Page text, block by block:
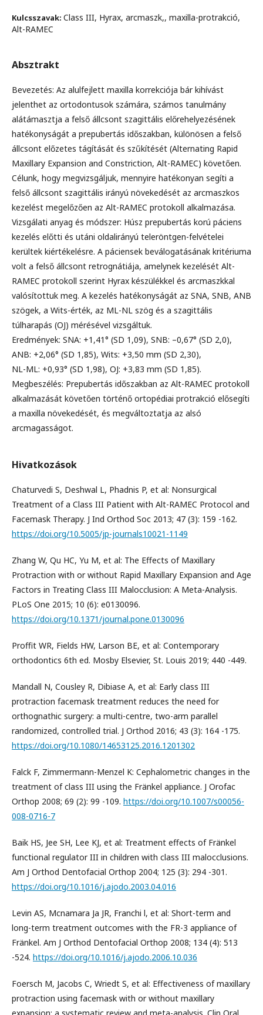
Kulcsszavak: Class III, Hyrax, arcmaszk,, maxilla-protrakció,
Alt-RAMEC
Absztrakt
Bevezetés: Az alulfejlett maxilla korrekciója bár kihívást
jelenthet az ortodontusok számára, számos tanulmány
alátámasztja a felső állcsont szagittális előrehelyezésének
hatékonyságát a prepubertás időszakban, különösen a felső
állcsont előzetes tágítását és szűkítését (Alternating Rapid
Maxillary Expansion and Constriction, Alt-RAMEC) követően.
Célunk, hogy megvizsgáljuk, mennyire hatékonyan segíti a
felső állcsont szagittális irányú növekedését az arcmaszkos
kezelést megelőzően az Alt-RAMEC protokoll alkalmazása.
Vizsgálati anyag és módszer: Húsz prepubertás korú páciens
kezelés előtti és utáni oldalirányú teleröntgen-felvételei
kerültek kiértékelésre. A páciensek beválogatásának kritériuma
volt a felső állcsont retrognátiája, amelynek kezelését Alt-
RAMEC protokoll szerint Hyrax készülékkel és arcmaszkkal
valósítottuk meg. A kezelés hatékonyságát az SNA, SNB, ANB
szögek, a Wits-érték, az ML-NL szög és a szagittális
túlharapás (OJ) mérésével vizsgáltuk.
Eredmények: SNA: +1,41° (SD 1,09), SNB: –0,67° (SD 2,0),
ANB: +2,06° (SD 1,85), Wits: +3,50 mm (SD 2,30),
NL-ML: +0,93° (SD 1,98), OJ: +3,83 mm (SD 1,85).
Megbeszélés: Prepubertás időszakban az Alt-RAMEC protokoll
alkalmazását követően történő ortopédiai protrakció elősegíti
a maxilla növekedését, és megváltoztatja az alsó
arcmagasságot.
Hivatkozások
Chaturvedi S, Deshwal L, Phadnis P, et al: Nonsurgical
Treatment of a Class III Patient with Alt-RAMEC Protocol and
Facemask Therapy. J Ind Orthod Soc 2013; 47 (3): 159 -162.
https://doi.org/10.5005/jp-journals10021-1149
Zhang W, Qu HC, Yu M, et al: The Effects of Maxillary
Protraction with or without Rapid Maxillary Expansion and Age
Factors in Treating Class III Malocclusion: A Meta-Analysis.
PLoS One 2015; 10 (6): e0130096.
https://doi.org/10.1371/journal.pone.0130096
Proffit WR, Fields HW, Larson BE, et al: Contemporary
orthodontics 6th ed. Mosby Elsevier, St. Louis 2019; 440 -449.
Mandall N, Cousley R, Dibiase A, et al: Early class III
protraction facemask treatment reduces the need for
orthognathic surgery: a multi-centre, two-arm parallel
randomized, controlled trial. J Orthod 2016; 43 (3): 164 -175.
https://doi.org/10.1080/14653125.2016.1201302
Falck F, Zimmermann-Menzel K: Cephalometric changes in the
treatment of class III using the Fränkel appliance. J Orofac
Orthop 2008; 69 (2): 99 -109. https://doi.org/10.1007/s00056-
008-0716-7
Baik HS, Jee SH, Lee KJ, et al: Treatment effects of Fränkel
functional regulator III in children with class III malocclusions.
Am J Orthod Dentofacial Orthop 2004; 125 (3): 294 -301.
https://doi.org/10.1016/j.ajodo.2003.04.016
Levin AS, Mcnamara Ja JR, Franchi l, et al: Short-term and
long-term treatment outcomes with the FR-3 appliance of
Fränkel. Am J Orthod Dentofacial Orthop 2008; 134 (4): 513
-524. https://doi.org/10.1016/j.ajodo.2006.10.036
Foersch M, Jacobs C, Wriedt S, et al: Effectiveness of maxillary
protraction using facemask with or without maxillary